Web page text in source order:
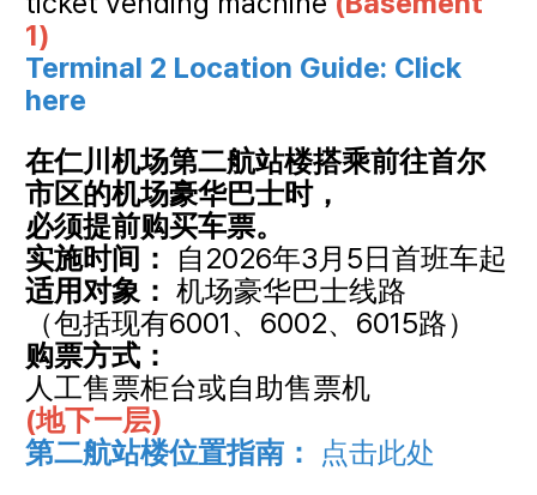
1)
Terminal 2 Location Guide: Click
here
在仁川机场第二航站楼搭乘前往首尔
市区的机场豪华巴士时，
必须提前购买车票。
实施时间：
自2026年3月5日首班车起
适用对象： 机场豪华巴士线路
（包括现有6001、6002、6015路）
购票方式：
人工售票柜台或自助售票机
(地下一层)
第二航站楼位置指南：
点击此处